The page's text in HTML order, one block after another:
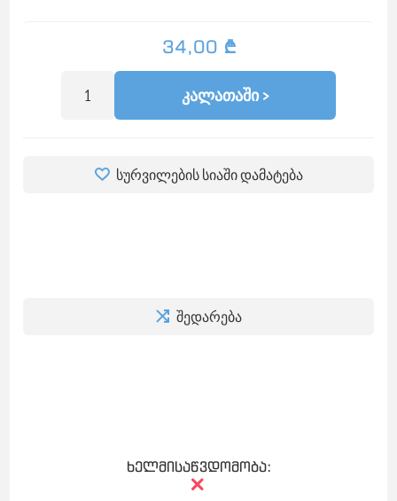
34,00 ₾
ᲙᲐᲚᲐᲗᲐᲨᲘ >
სურვილების სიაში დამატება
შედარება
ხელმისაწვდომობა: